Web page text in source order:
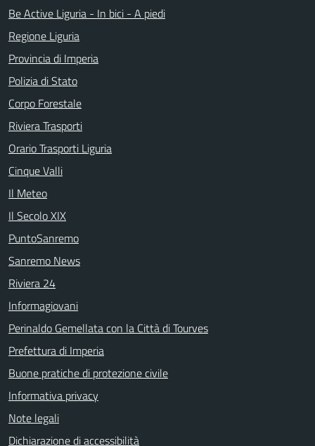
Be Active Liguria - In bici - A piedi
Regione Liguria
Provincia di Imperia
Polizia di Stato
Corpo Forestale
Riviera Trasporti
Orario Trasporti Liguria
Cinque Valli
Il Meteo
Il Secolo XIX
PuntoSanremo
Sanremo News
Riviera 24
Informagiovani
Perinaldo Gemellata con la Città di Tourves
Prefettura di Imperia
Buone pratiche di protezione civile
Informativa privacy
Note legali
Dichiarazione di accessibilità